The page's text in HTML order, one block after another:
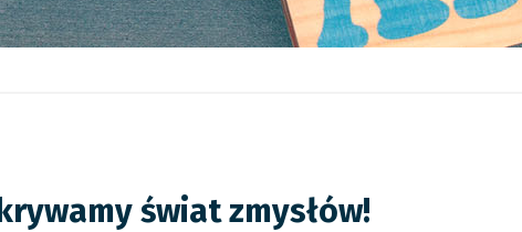
świat zmysłów!